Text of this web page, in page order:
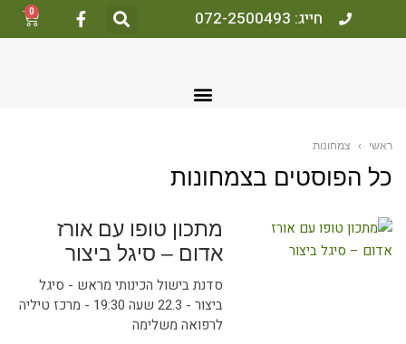
חייג: 072-2500493 0
ראשי › צמחונות
כל הפוסטים בצמחונות
מתכון טופו עם אורז
אדום – סיגל ביצור
סדנת בישול הכינותי מראש - סיגל
ביצור - 22.3 שעה 19:30 - מרכז טיליה
לרפואה משלימה